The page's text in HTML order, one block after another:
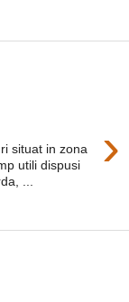
›
situat in zona
utili dispusi
...